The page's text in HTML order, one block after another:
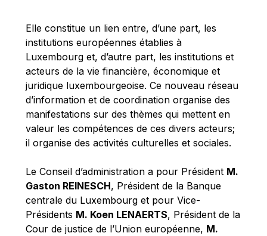
Michael Sohlman
Michel Goedert
Mireille Delmas-Marty
Nobuo Tanaka
Otmar Issing
Paolo Mengozzi
Paschal Donohoe
Pat Cox
Patrizia Nanz
Philippe Maystadt
Pierre Gramegna
Elle constitue un lien entre, d’une part, les
institutions européennes établies à
Luxembourg et, d’autre part, les institutions et
acteurs de la vie financière, économique et
juridique luxembourgeoise. Ce nouveau réseau
d’information et de coordination organise des
manifestations sur des thèmes qui mettent en
valeur les compétences de ces divers acteurs;
il organise des activités culturelles et sociales.
Le Conseil d’administration a pour Président M.
Gaston REINESCH, Président de la Banque
centrale du Luxembourg et pour Vice-
Présidents M. Koen LENAERTS, Président de la
Cour de justice de l’Union européenne, M.